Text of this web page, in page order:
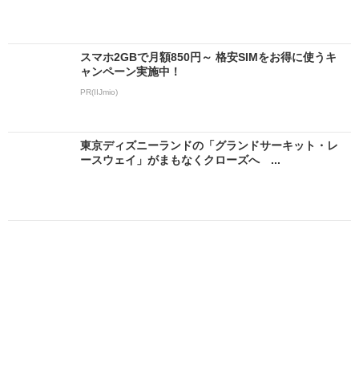
スマホ2GBで月額850円～ 格安SIMをお得に使うキ
ャンペーン実施中！
PR(IIJmio)
東京ディズニーランドの「グランドサーキット・レ
ースウェイ」がまもなくクローズへ ...